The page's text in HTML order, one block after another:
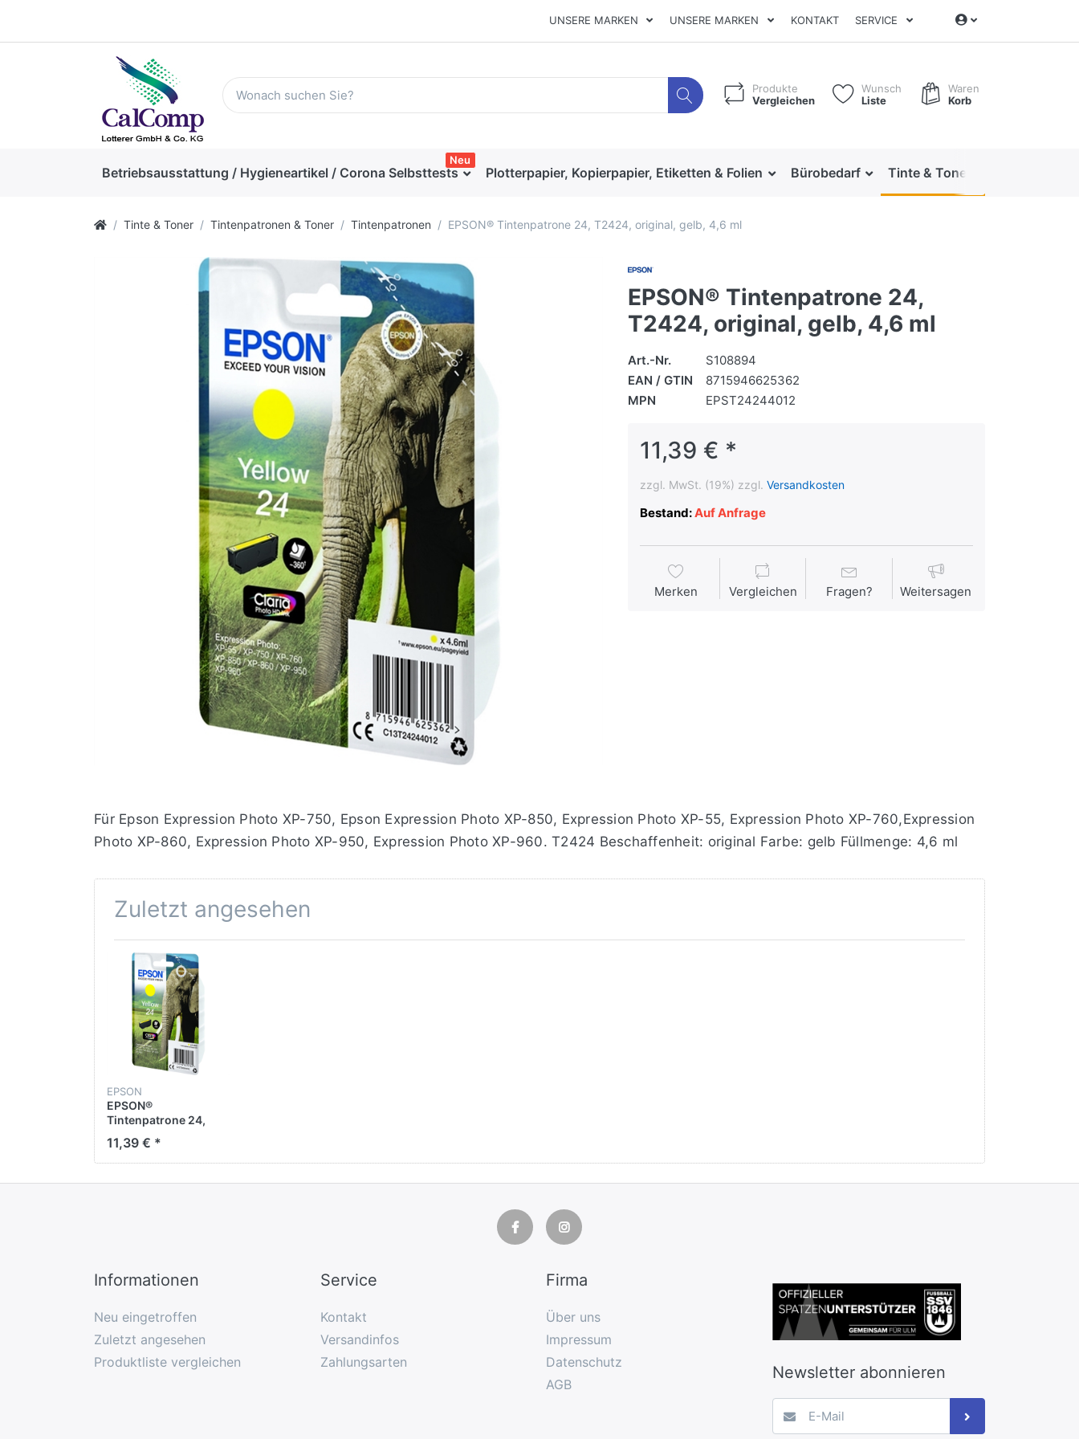
UNSERE MARKEN UNSERE MARKEN KONTAKT SERVICE
Produkte
Vergleichen
Wunsch
Liste
Waren
Korb
Betriebsausstattung / Hygieneartikel / Corona Selbsttests
Neu
Plotterpapier, Kopierpapier, Etiketten & Folien Bürobedarf Tinte & Toner
Tinte & Toner Tintenpatronen & Toner Tintenpatronen EPSON® Tintenpatrone 24, T2424, original, gelb, 4,6 ml
EPSON® Tintenpatrone 24,
T2424, original, gelb, 4,6 ml
Art.-Nr.
S108894
EAN / GTIN
8715946625362
MPN
EPST24244012
11,39 € *
zzgl. MwSt. (19%) zzgl. Versandkosten
Bestand:Auf Anfrage
Merken Vergleichen Fragen? Weitersagen
Für Epson Expression Photo XP-750, Epson Expression Photo XP-850, Expression Photo XP-55, Expression Photo XP-760,Expression
Photo XP-860, Expression Photo XP-950, Expression Photo XP-960. T2424 Beschaffenheit: original Farbe: gelb Füllmenge: 4,6 ml
Zuletzt angesehen
EPSON
EPSON®
Tintenpatrone 24,
4,6 ml
11,39 € *
Informationen
Neu eingetroffen
Zuletzt angesehen
Produktliste vergleichen
Service
Kontakt
Versandinfos
Zahlungsarten
Firma
Über uns
Impressum
Datenschutz
AGB
Newsletter abonnieren